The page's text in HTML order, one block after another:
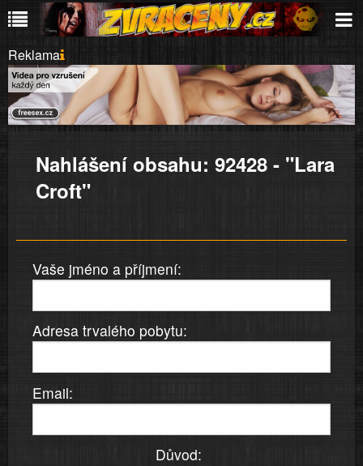
Reklama
Nahlášení obsahu: 92428 - "Lara
Croft"
Vaše jméno a příjmení:
Adresa trvalého pobytu:
Email:
Důvod: